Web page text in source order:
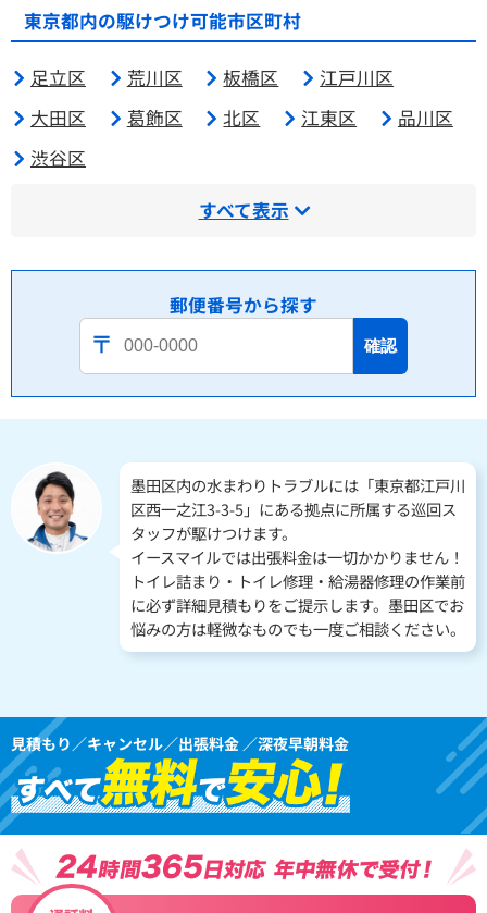
東京都内の駆けつけ可能市区町村
足立区 荒川区 板橋区
江戸川区
大田区
葛飾区 北区 江東区
品川区
渋谷区
すべて表示
郵便番号から探す
確認
墨田区内の水まわりトラブルには「東京都江戸川
区西一之江3-3-5」にある拠点に所属する巡回ス
タッフが駆けつけます。
イースマイルでは出張料金は一切かかりません！
トイレ詰まり・トイレ修理・給湯器修理の作業前
に必ず詳細見積もりをご提示します。墨田区でお
悩みの方は軽微なものでも一度ご相談ください。
見積もり／キャンセル／出張料金 ／深夜早朝料金